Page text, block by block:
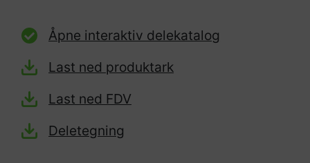
Åpne interaktiv delekatalog
Last ned produktark
Last ned FDV
Deletegning